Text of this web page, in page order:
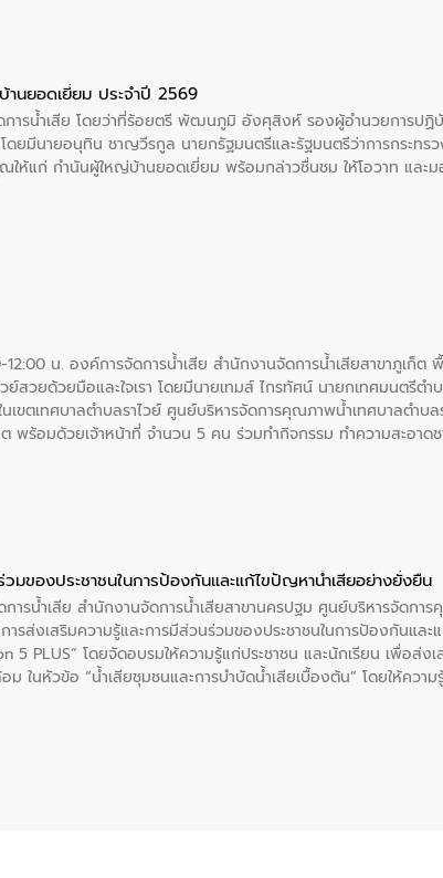
นยอดเยี่ยม ประจำปี 2569
ารน้ำเสีย โดยว่าที่ร้อยตรี พัฒนภูมิ อังศุสิงห์ รองผู้อำนวยการปฏิ
ยมีนายอนุทิน ชาญวีรกูล นายกรัฐมนตรีและรัฐมนตรีว่าการกระทรว
ให้แก่ กำนันผู้ใหญ่บ้านยอดเยี่ยม พร้อมกล่าวชื่นชม ให้โอวาท และม
น. องค์การจัดการน้ำเสีย สำนักงานจัดการน้ำเสียสาขาภูเก็
วย์สวยด้วยมือและใจเรา โดยมีนายเทมส์ ไกรทัศน์ นายกเทศมนตรีตำ
เขตเทศบาลตำบลราไวย์ ศูนย์บริหารจัดการคุณภาพน้ำเทศบาลตำบ
ต พร้อมด้วยเจ้าหน้าที่ จำนวน 5 คน ร่วมทำกิจกรรม ทำความสะอา
อำเภอเมือง จังหวัดภูเก็ต
วมของประชาชนในการป้องกันและแก้ไขปัญหาน้ำเสียอย่างยั่งยืน
รน้ำเสีย สำนักงานจัดการน้ำเสียสาขานครปฐม ศูนย์บริหารจัดการ
รส่งเสริมความรู้และการมีส่วนร่วมของประชาชนในการป้องกันแล
PLUS” โดยจัดอบรมให้ความรู้แก่ประชาชน และนักเรียน เพื่อส่งเ
ในหัวข้อ “น้ำเสียชุมชนและการบำบัดน้ำเสียเบื้องต้น” โดยให้ความ
ากแหล่งกำเนิด การบำบัดน้ำเสียเบื้องต้นในครัวเรือน ณ เทศบาลต